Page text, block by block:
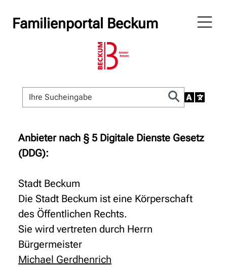
Familienportal Beckum
Anbieter nach § 5 Digitale Dienste Gesetz
(DDG):
Stadt Beckum
Die Stadt Beckum ist eine Körperschaft
des Öffentlichen Rechts.
Sie wird vertreten durch Herrn
Bürgermeister
Michael Gerdhenrich